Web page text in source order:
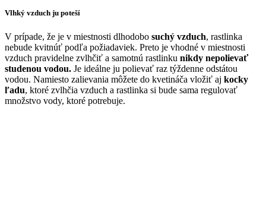
Vlhký vzduch ju poteší
V prípade, že je v miestnosti dlhodobo suchý vzduch, rastlinka
nebude kvitnúť podľa požiadaviek. Preto je vhodné v miestnosti
vzduch pravidelne zvlhčiť a samotnú rastlinku nikdy nepolievať
studenou vodou. Je ideálne ju polievať raz týždenne odstátou
vodou. Namiesto zalievania môžete do kvetináča vložiť aj kocky
ľadu, ktoré zvlhčia vzduch a rastlinka si bude sama regulovať
množstvo vody, ktoré potrebuje.